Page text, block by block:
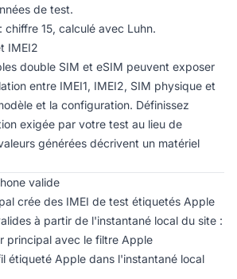
de test.
: chiffre 15, calculé avec Luhn.
IMEI2
double SIM et eSIM peuvent exposer
entre IMEI1, IMEI2, SIM physique et
et la configuration. Définissez
exigée par votre test au lieu de
générées décrivent un matériel
valide
crée des IMEI de test étiquetés Apple
à partir de l'instantané local du site :
principal avec le filtre Apple
étiqueté Apple dans l'instantané local